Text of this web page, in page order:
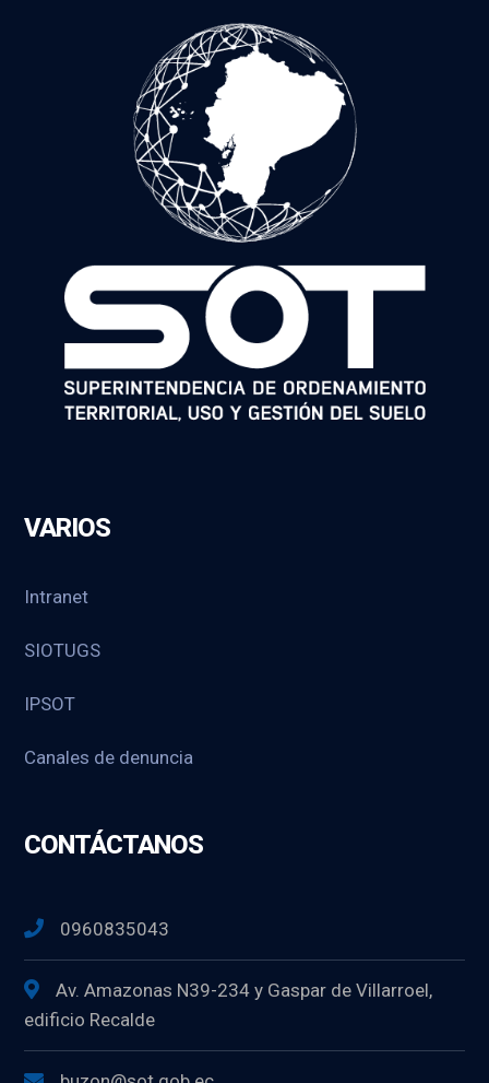
VARIOS
Intranet
SIOTUGS
IPSOT
Canales de denuncia
CONTÁCTANOS
0960835043
Av. Amazonas N39-234 y Gaspar de Villarroel,
edificio Recalde